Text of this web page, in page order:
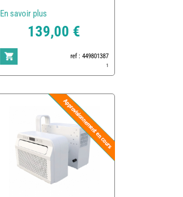
En savoir plus
139,00 €
ref : 449801387
1